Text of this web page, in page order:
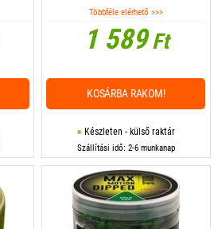
Többféle elérhető >>>
1 589Ft
Készleten - külső raktár
Szállítási idő: 2-6 munkanap
KOSÁRBA RAKOM!